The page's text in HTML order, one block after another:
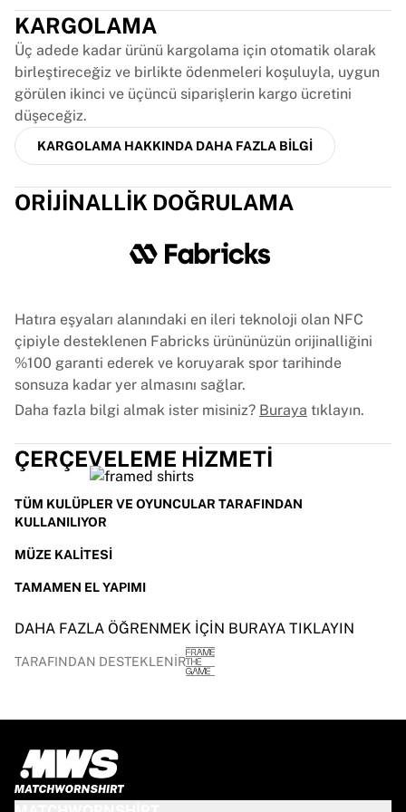
Team Liquid
Nasıl çalışır
Formanızı çerçeveletin
Forma orijinallik doğrulaması
Koleksiyonum
KARGOLAMA
Üç adede kadar ürünü kargolama için otomatik olarak
birleştireceğiz ve birlikte ödenmeleri koşuluyla, uygun
görülen ikinci ve üçüncü siparişlerin kargo ücretini
düşeceğiz.
KARGOLAMA HAKKINDA DAHA FAZLA BILGI
ORIJINALLIK DOĞRULAMA
Hatıra eşyaları alanındaki en ileri teknoloji olan NFC
çipiyle desteklenen Fabricks ürününüzün orijinalliğini
%100 garanti ederek ve koruyarak spor tarihinde
sonsuza kadar yer almasını sağlar.
Daha fazla bilgi almak ister misiniz? Buraya tıklayın.
ÇERÇEVELEME HIZMETI
TÜM KULÜPLER VE OYUNCULAR TARAFINDAN
KULLANILIYOR
MÜZE KALITESI
TAMAMEN EL YAPIMI
DAHA FAZLA ÖĞRENMEK IÇIN BURAYA TIKLAYIN
TARAFINDAN DESTEKLENIR